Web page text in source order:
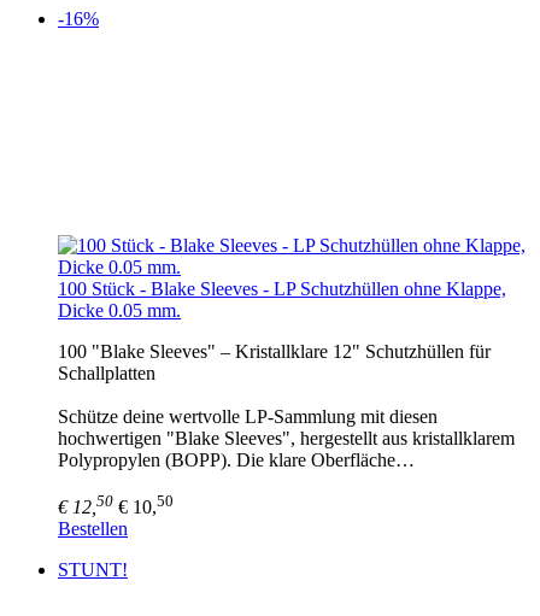
-16%
100 Stück - Blake Sleeves - LP Schutzhüllen ohne Klappe,
Dicke 0.05 mm.
100 "Blake Sleeves" – Kristallklare 12" Schutzhüllen für
Schallplatten
Schütze deine wertvolle LP-Sammlung mit diesen
hochwertigen "Blake Sleeves", hergestellt aus kristallklarem
Polypropylen (BOPP). Die klare Oberfläche…
€ 12, 50 € 10,50
Bestellen
STUNT!